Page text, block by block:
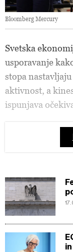
Bloomberg Mercury
Svetska
usporavanje
stopa
aktivnost, a
ispunjava